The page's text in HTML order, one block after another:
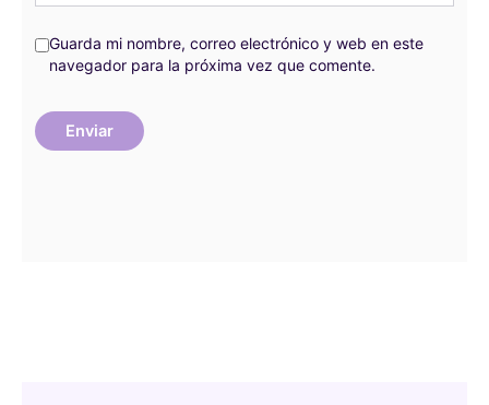
Guarda mi nombre, correo electrónico y web en este
navegador para la próxima vez que comente.